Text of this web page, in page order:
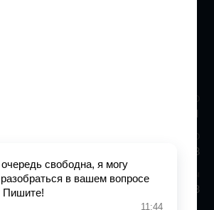
Москва и МО
+7 (499) 938-86-71
Санкт-Петербург и ЛО
+7 (812) 467-34-68
8 800 350 24 63